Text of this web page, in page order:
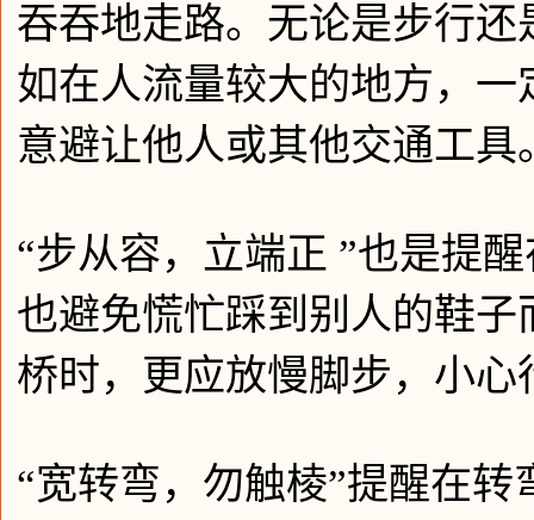
吞吞地走路。无论是步行
如在人流量较大的地方，
意避让他人或其他交通工具
“步从容，立端正 ”也是提
也避免慌忙踩到别人的鞋
桥时，更应放慢脚步，小
“宽转弯，勿触棱”提醒在